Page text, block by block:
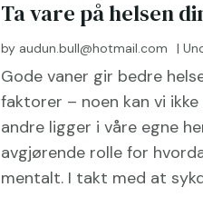
Ta vare på helsen
by audun.bull@hotmail.com |
Gode vaner gir bedre
faktorer – noen kan vi
andre ligger i våre egne
avgjørende rolle for
mentalt. I takt med at